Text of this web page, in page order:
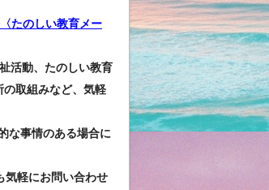
〈たのしい教育メー
活動、たのしい教育
取組みなど、気軽
な事情のある場合に
気軽にお問い合わせ